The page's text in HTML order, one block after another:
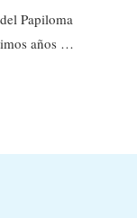
Papiloma
años …